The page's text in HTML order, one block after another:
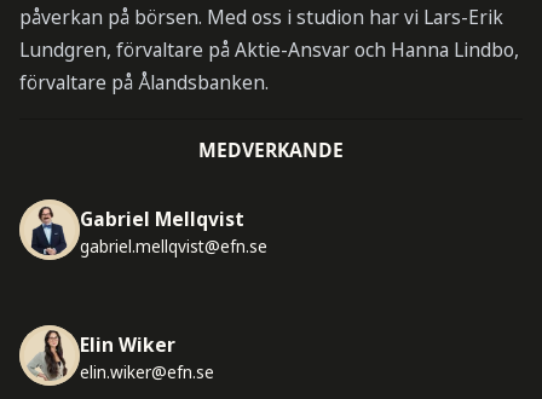
påverkan på börsen. Med oss i studion har vi Lars-Erik
Lundgren, förvaltare på Aktie-Ansvar och Hanna Lindbo,
förvaltare på Ålandsbanken.
MEDVERKANDE
Gabriel Mellqvist
gabriel.mellqvist@efn.se
Elin Wiker
elin.wiker@efn.se